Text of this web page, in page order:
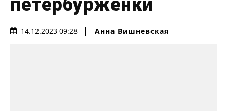
петербурженки
14.12.2023 09:28 Анна Вишневская